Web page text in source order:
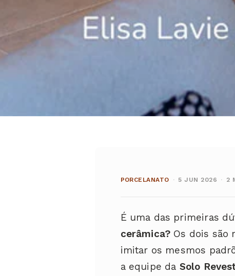
PORCELANATO · 5 JUN 2026 · 2
É uma das primeiras
cerâmica? Os dois são
imitar os mesmos
a equipe da Solo